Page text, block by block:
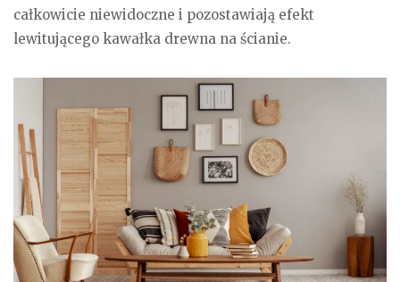
całkowicie niewidoczne i pozostawiają efekt
lewitującego kawałka drewna na ścianie.